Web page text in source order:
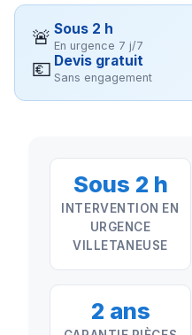
🚨 Sous 2 h
En urgence 7 j/7
💶 Devis gratuit
Sans engagement
Sous 2 h
INTERVENTION EN
URGENCE
VILLETANEUSE
2 ans